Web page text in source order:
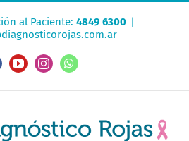
al Paciente: 4849 6300 |
YouTubeInstagramWhatsApp